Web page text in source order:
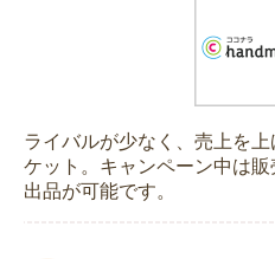
ライバルが少なく、売上を
ケット。キャンペーン中は
出品が可能です。